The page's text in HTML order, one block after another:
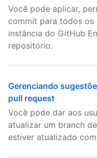
Você pode aplicar,
commit para todos os
instância do GitHub
repositório.
Gerenciando
pull request
Você pode dar aos
atualizar um branch
estiver atualizado